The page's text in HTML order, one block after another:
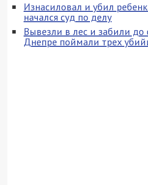
Изнасиловал и убил
начался суд по делу
Вывезли в лес и забили до
Днепре поймали трех